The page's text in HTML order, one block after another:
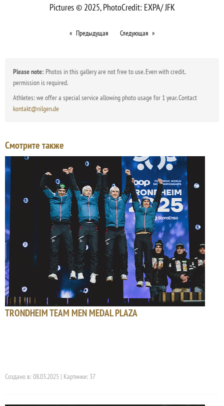
Pictures © 2025, PhotoCredit: EXPA/ JFK
Предыдущая Следующая
Please note: Photos in this gallery are not free to use. Even with credit,
permission is required.
Athletes: we offer a special service allowing photo usage for 1 year. Contact
kontakt@nilgen.de
Смотрите также
TRONDHEIM TEAM MEN MEDAL PLAZA
Создано в: 08.03.2025 | Картинки: 37